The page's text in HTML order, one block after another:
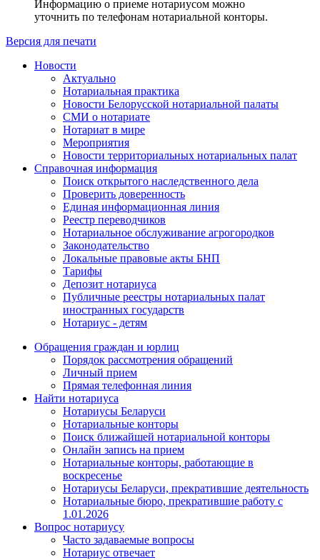
Информацию о приеме нотариусом можно
уточнить по телефонам нотариальной конторы.
Версия для печати
Новости
Актуально
Нотариальная практика
Новости Белорусской нотариальной палаты
СМИ о нотариате
Нотариат в мире
Мероприятия
Новости территориальных нотариальных палат
Справочная информация
Поиск открытого наследственного дела
Проверить доверенность
Единая информационная линия
Реестр переводчиков
Нотариальное обслуживание агрогородков
Законодательство
Локальные правовые акты БНП
Тарифы
Депозит нотариуса
Публичные реестры нотариальных палат
иностранных государств
Нотариус - детям
Обращения граждан и юрлиц
Порядок рассмотрения обращений
Личный прием
Прямая телефонная линия
Найти нотариуса
Нотариусы Беларуси
Нотариальные конторы
Поиск ближайшей нотариальной конторы
Онлайн запись на прием
Нотариальные конторы, работающие в
воскресенье
Нотариусы Беларуси, прекратившие деятельность
Нотариальные бюро, прекратившие работу с
1.01.2026
Вопрос нотариусу
Часто задаваемые вопросы
Нотариус отвечает